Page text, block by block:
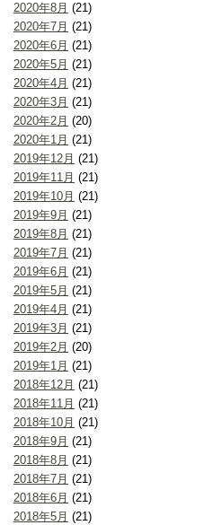
2020年8月 (21)
2020年7月 (21)
2020年6月 (21)
2020年5月 (21)
2020年4月 (21)
2020年3月 (21)
2020年2月 (20)
2020年1月 (21)
2019年12月 (21)
2019年11月 (21)
2019年10月 (21)
2019年9月 (21)
2019年8月 (21)
2019年7月 (21)
2019年6月 (21)
2019年5月 (21)
2019年4月 (21)
2019年3月 (21)
2019年2月 (20)
2019年1月 (21)
2018年12月 (21)
2018年11月 (21)
2018年10月 (21)
2018年9月 (21)
2018年8月 (21)
2018年7月 (21)
2018年6月 (21)
2018年5月 (21)